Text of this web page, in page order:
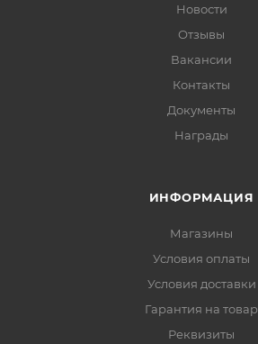
Новости
Отзывы
Вакансии
Контакты
Документы
Награды
ИНФОРМАЦИЯ
Магазины
Условия оплаты
Условия доставки
Гарантия на товар
Реквизиты